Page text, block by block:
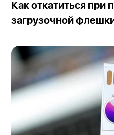
Как откатиться при
загрузочной